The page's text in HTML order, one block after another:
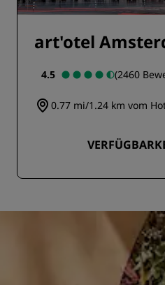
art'otel
4.5 (2460
0.77 mi/1.24 km vom